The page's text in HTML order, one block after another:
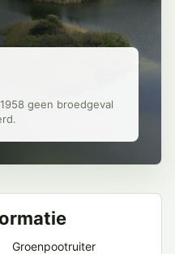
geen broedgeval
Groenpootruiter